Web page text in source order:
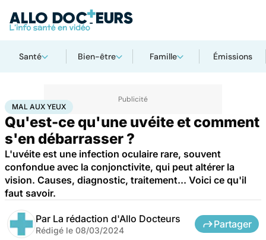
Santé Bien-être Famille Émissions
AccueilSantéMal aux yeux
MAL AUX YEUX
Qu'est-ce qu'une uvéite et comment
s'en débarrasser ?
L'uvéite est une infection oculaire rare, souvent
confondue avec la conjonctivite, qui peut altérer la
vision. Causes, diagnostic, traitement... Voici ce qu'il
faut savoir.
Par La rédaction d'Allo Docteurs
Rédigé le 08/03/2024
Partager